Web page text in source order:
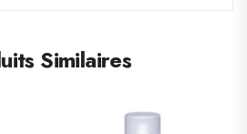
Similaires